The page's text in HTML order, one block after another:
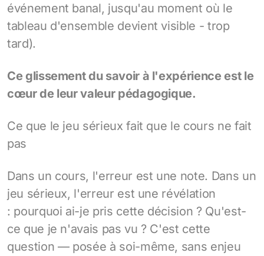
événement banal, jusqu'au moment où le
tableau d'ensemble devient visible - trop
tard).
Ce glissement du savoir à l'expérience est le
cœur de leur valeur pédagogique.
Ce que le jeu sérieux fait que le cours ne fait
pas
Dans un cours, l'erreur est une note. Dans un
jeu sérieux, l'erreur est une révélation
: pourquoi ai-je pris cette décision ? Qu'est-
ce que je n'avais pas vu ? C'est cette
question — posée à soi-même, sans enjeu